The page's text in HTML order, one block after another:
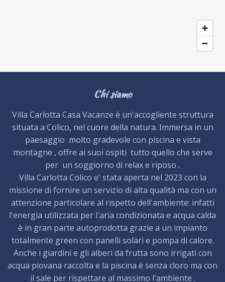
Chi siamo
Villa Carlotta Casa Vacanze è un'accogliente struttura
situata a Colico, nel cuore della natura. Immersa in un
paesaggio molto gradevole con piscina e vista
montagne , offre ai suoi ospiti tutto quello che serve
per un soggiorno di relax e riposo .
Villa Carlotta Colico e' stata aperta nel 2023 con la
missione di fornire un servizio di alta qualità ma con un
attenzione particolare al rispetto dell'ambiente: infatti
l'energia utilizzata per l'aria condizionata e acqua calda
è in gran parte autoprodotta grazie a un impianto
totalmente green con panelli solari e pompa di calore.
Anche i giardini e gli alberi da frutta sono irrigati con
acqua piovana raccolta e la piscina è senza cloro ma con
il sale per rispettare al massimo l'ambiente .